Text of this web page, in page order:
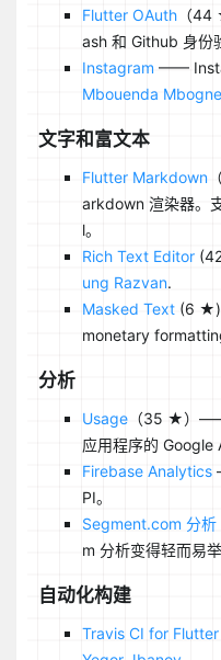
Flutter OAuth （
ash 和 Github 身份
Instagram ——
Mbouenda Mbogne
文字和富文本
Flutter Markdown
arkdown 渲染器。
l。
Rich Text Editor
ung Razvan.
Masked Text (6 ★)
monetary
分析
Usage （35 ★）
应用程序的 Google
Firebase Analytics
PI。
Segment.com 分析
m 分析变得轻而易
自动化构建
Travis CI for Flutter